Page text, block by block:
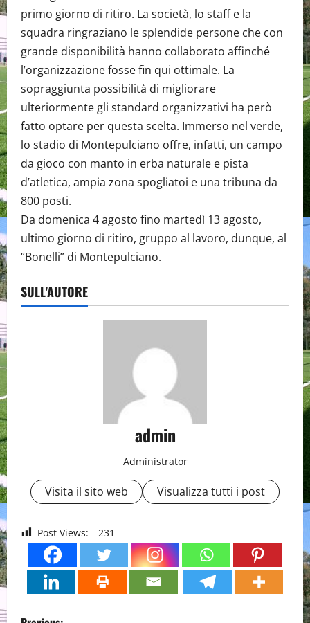
primo giorno di ritiro. La società, lo staff e la
squadra ringraziano le splendide persone che con
grande disponibilità hanno collaborato affinché
l’organizzazione fosse fin qui ottimale. La
sopraggiunta possibilità di migliorare
ulteriormente gli standard organizzativi ha però
fatto optare per questa scelta. Immerso nel verde,
lo stadio di Montepulciano offre, infatti, un campo
da gioco con manto in erba naturale e pista
d’atletica, ampia zona spogliatoi e una tribuna da
800 posti.
Da domenica 4 agosto fino martedì 13 agosto,
ultimo giorno di ritiro, gruppo al lavoro, dunque, al
“Bonelli” di Montepulciano.
SULL'AUTORE
admin
Administrator
Visita il sito web Visualizza tutti i post
Post Views: 231
P